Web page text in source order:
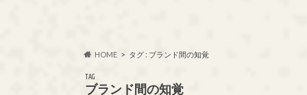
HOME タグ : ブランド間の知覚
TAG
ブランド間の知覚